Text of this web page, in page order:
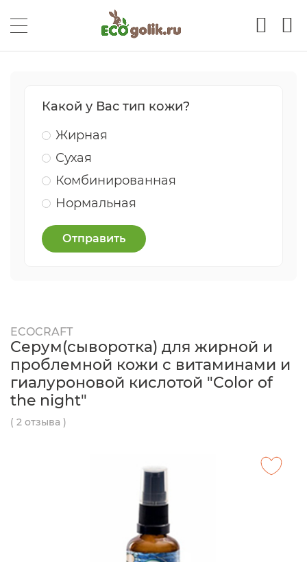
Какой у Вас тип кожи?
Жирная
Сухая
Комбинированная
Нормальная
Отправить
ECOCRAFT
Cерум(сыворотка) для жирной и
проблемной кожи с витаминами и
гиалуроновой кислотой "Color of
the night"
( 2 отзыва )